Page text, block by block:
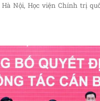
Hà Nội, Học viện Chính trị